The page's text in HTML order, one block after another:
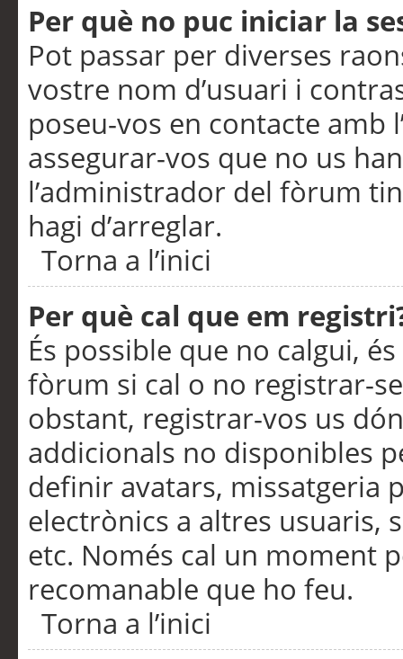
Per què no puc iniciar la
Pot passar per diverses
vostre nom d’usuari i
poseu-vos en contacte
assegurar-vos que no us
l’administrador del fòrum
hagi d’arreglar.
Torna a l’inici
Per què cal que em
És possible que no calgui,
fòrum si cal o no registrar-
obstant, registrar-vos us
addicionals no disponibles
definir avatars, missatgeria
electrònics a altres usuaris,
etc. Només cal un moment
recomanable que ho feu.
Torna a l’inici